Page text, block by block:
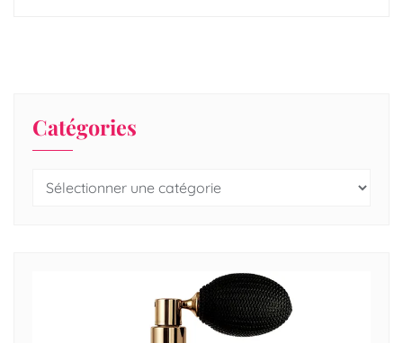
Catégories